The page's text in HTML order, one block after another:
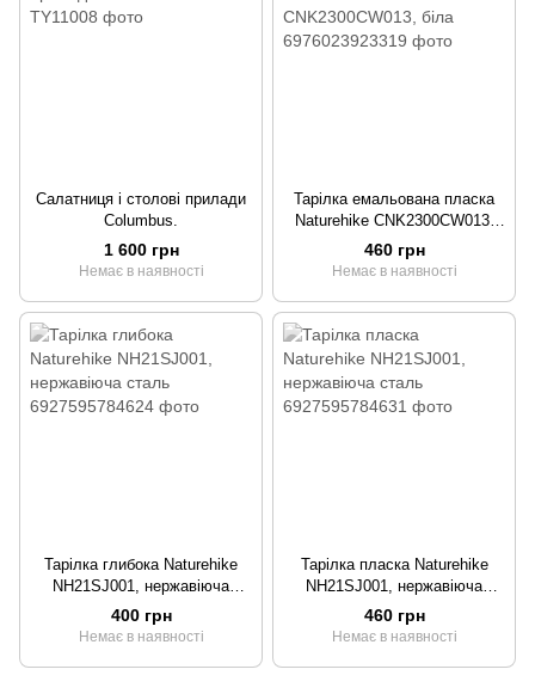
Салатниця і столові прилади
Columbus.
1 600 грн
Немає в наявності
Тарілка емальована пласка
Naturehike CNK2300CW013,
біла
460 грн
Немає в наявності
Тарілка глибока Naturehike
NH21SJ001, нержавіюча
сталь
400 грн
Немає в наявності
Тарілка пласка Naturehike
NH21SJ001, нержавіюча
сталь
460 грн
Немає в наявності